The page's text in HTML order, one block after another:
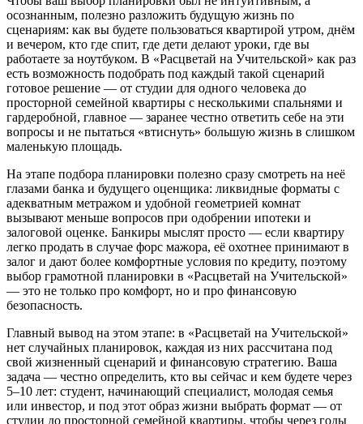
осознанным, полезно разложить будущую жизнь по
сценариям: как вы будете пользоваться квартирой утром, днём
и вечером, кто где спит, где дети делают уроки, где вы
работаете за ноутбуком. В «Расцветай на Учительской» как раз
есть возможность подобрать под каждый такой сценарий
готовое решение — от студии для одного человека до
просторной семейной квартиры с несколькими спальнями и
гардеробной, главное — заранее честно ответить себе на эти
вопросы и не пытаться «втиснуть» большую жизнь в слишком
маленькую площадь.
На этапе подбора планировки полезно сразу смотреть на неё
глазами банка и будущего оценщика: ликвидные форматы с
адекватным метражом и удобной геометрией комнат
вызывают меньше вопросов при одобрении ипотеки и
залоговой оценке. Банкиры мыслят просто — если квартиру
легко продать в случае форс мажора, её охотнее принимают в
залог и дают более комфортные условия по кредиту, поэтому
выбор грамотной планировки в «Расцветай на Учительской»
— это не только про комфорт, но и про финансовую
безопасность.
Главный вывод на этом этапе: в «Расцветай на Учительской»
нет случайных планировок, каждая из них рассчитана под
свой жизненный сценарий и финансовую стратегию. Ваша
задача — честно определить, кто вы сейчас и кем будете через
5–10 лет: студент, начинающий специалист, молодая семья
или инвестор, и под этот образ жизни выбрать формат — от
студии до просторной семейной квартиры, чтобы через годы